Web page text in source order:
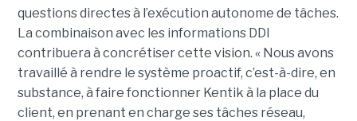
questions directes à l’exécution autonome de tâches.
La combinaison avec les informations DDI
contribuera à concrétiser cette vision. « Nous avons
travaillé à rendre le système proactif, c’est-à-dire, en
substance, à faire fonctionner Kentik à la place du
client, en prenant en charge ses tâches réseau,